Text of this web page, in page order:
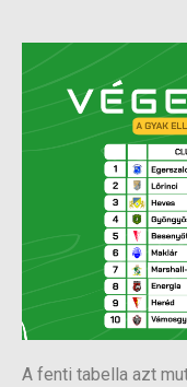
A fenti tabella azt